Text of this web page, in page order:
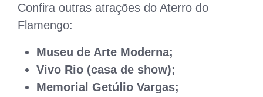
Confira outras atrações do Aterro do
Flamengo:
Museu de Arte Moderna;
Vivo Rio (casa de show);
Memorial Getúlio Vargas;